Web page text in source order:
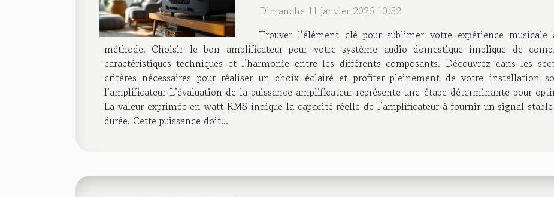
Dimanche 11 janvier 2026 10:52
Trouver l’élément clé pour sublimer votre expérience
méthode. Choisir le bon amplificateur pour votre système audio domestique implique de
caractéristiques techniques et l’harmonie entre les différents composants. Découvrez dans les
critères nécessaires pour réaliser un choix éclairé et profiter pleinement de votre installation
l’amplificateur L’évaluation de la puissance amplificateur représente une étape déterminante pour
La valeur exprimée en watt RMS indique la capacité réelle de l’amplificateur à fournir un signal
durée. Cette puissance doit...